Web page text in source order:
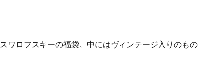
ワロフスキーの福袋。中にはヴィンテージ入りのもの